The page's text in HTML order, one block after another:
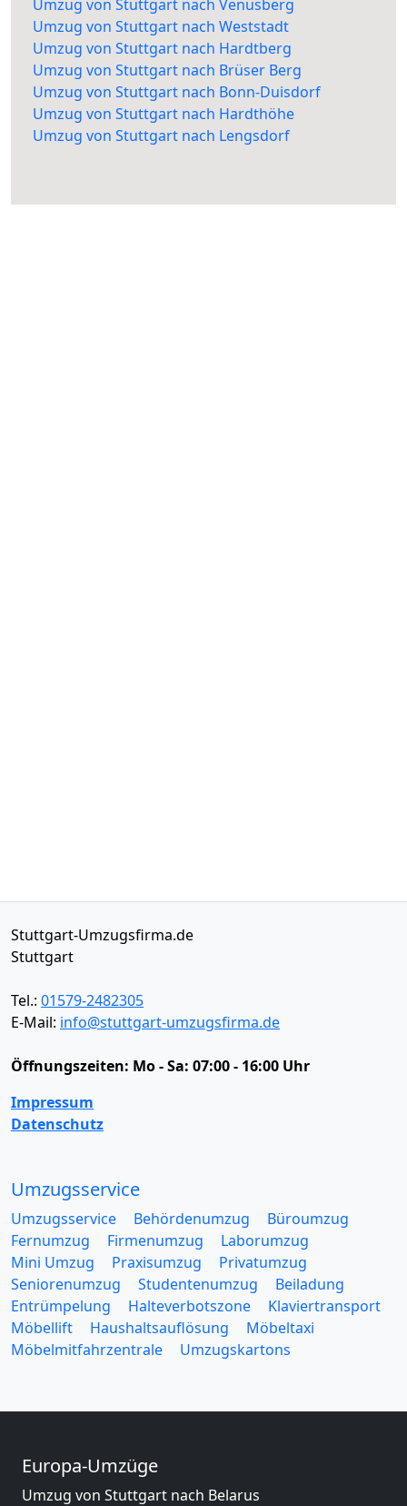
Umzug von Stuttgart nach Venusberg
Umzug von Stuttgart nach Weststadt
Umzug von Stuttgart nach Hardtberg
Umzug von Stuttgart nach Brüser Berg
Umzug von Stuttgart nach Bonn-Duisdorf
Umzug von Stuttgart nach Hardthöhe
Umzug von Stuttgart nach Lengsdorf
Stuttgart-Umzugsfirma.de
Stuttgart
Tel.: 01579-2482305
E-Mail: info@stuttgart-umzugsfirma.de
Öffnungszeiten: Mo - Sa: 07:00 - 16:00 Uhr
Impressum
Datenschutz
Umzugsservice
Umzugsservice Behördenumzug
Büroumzug
Fernumzug
Firmenumzug
Laborumzug
Mini Umzug
Praxisumzug
Privatumzug
Seniorenumzug
Studentenumzug
Beiladung
Entrümpelung
Halteverbotszone
Klaviertransport
Möbellift
Haushaltsauflösung
Möbeltaxi
Möbelmitfahrzentrale
Umzugskartons
Europa-Umzüge
Umzug von Stuttgart nach Belarus